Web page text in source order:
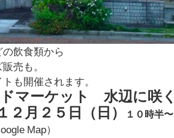
飲食類から
売も。
も開催されます。
マーケット 水辺に咲く
２月２５日（日）
１０時半〜
Map）